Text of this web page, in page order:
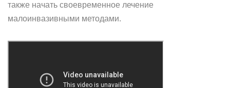
также начать своевременное лечение
малоинвазивными методами.